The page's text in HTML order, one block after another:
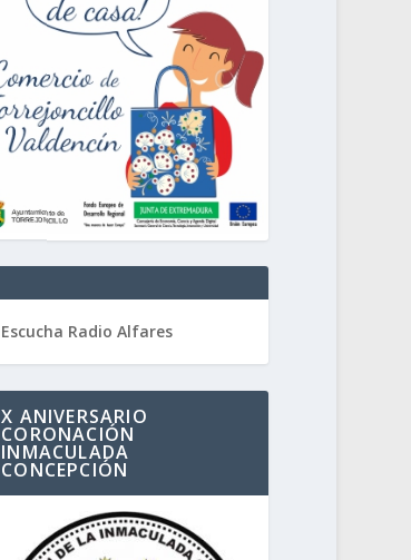
Escucha Radio Alfares
X ANIVERSARIO
CORONACIÓN
INMACULADA
CONCEPCIÓN